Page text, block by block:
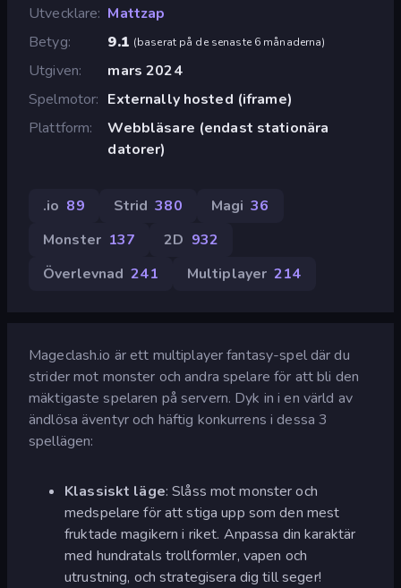
Utvecklare Mattzap
Betyg
9.1 (baserat på de senaste 6 månaderna)
Utgiven
mars 2024
Spelmotor
Externally hosted (iframe)
Plattform
Webbläsare (endast stationära
datorer)
.io 89 Strid 380 Magi 36
Monster 137 2D 932
Överlevnad 241 Multiplayer 214
Mageclash.io är ett multiplayer fantasy-spel där du
strider mot monster och andra spelare för att bli den
mäktigaste spelaren på servern. Dyk in i en värld av
ändlösa äventyr och häftig konkurrens i dessa 3
spellägen:
Klassiskt läge: Slåss mot monster och
medspelare för att stiga upp som den mest
fruktade magikern i riket. Anpassa din karaktär
med hundratals trollformler, vapen och
utrustning, och strategisera dig till seger!